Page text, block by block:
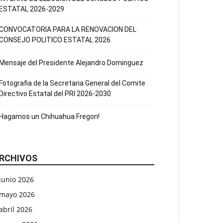
ESTATAL 2026-2029
PARA LA RENOVACION DEL
POLITICO ESTATAL 2026
Mensaje del Presidente Alejandro Dominguez
Fotografia de la Secretaria General del Comite
Directivo Estatal del PRI 2026-2030
Hagamos un Chihuahua Fregon!
junio 2026
mayo 2026
2026